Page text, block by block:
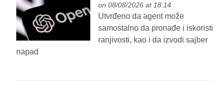
on 08/08/2026 at 18:14
Utvrđeno da agent može
samostalno da pronađe i iskoristi
ranjivosti, kao i da izvodi sajber
napad